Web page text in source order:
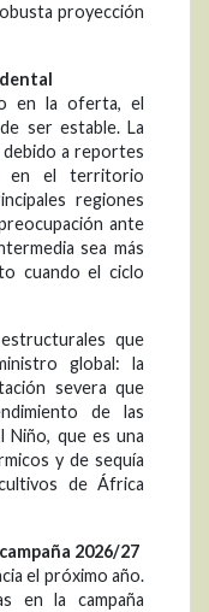
proyección
en la oferta, el
ser estable. La
a reportes
en el territorio
regiones
ante
sea más
cuando el ciclo
que
global: la
severa que
de las
Niño, que es una
y de sequía
de África
2026/27
el próximo año.
en la campaña